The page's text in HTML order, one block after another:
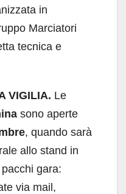
in
Marciatori
tecnica e
VIGILIA. Le
sono aperte
, quando sarà
allo stand in
gara:
via mail,